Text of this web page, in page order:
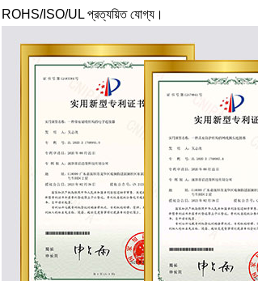
ROHS/ISO/UL প্রত্যয়িত যোগ্য।